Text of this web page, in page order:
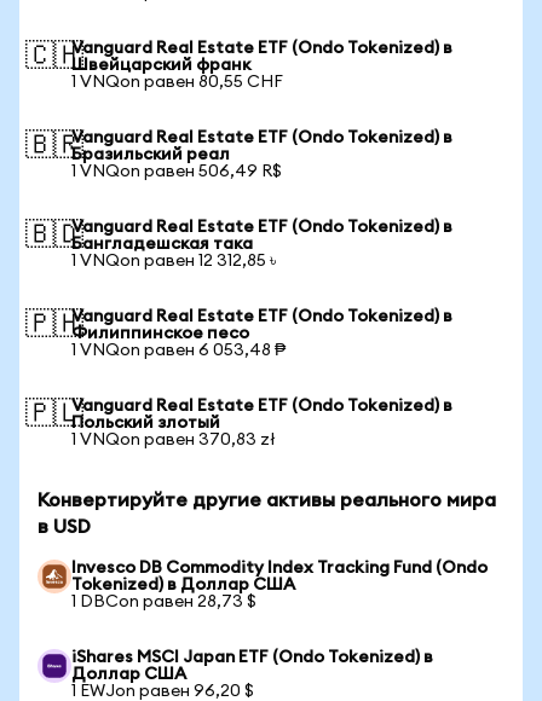
🇨🇭Vanguard Real Estate ETF (Ondo Tokenized) в
Швейцарский франк
1 VNQon равен 80,55 CHF
🇧🇷Vanguard Real Estate ETF (Ondo Tokenized) в
Бразильский реал
1 VNQon равен 506,49 R$
🇧🇩Vanguard Real Estate ETF (Ondo Tokenized) в
Бангладешская така
1 VNQon равен 12 312,85 ৳
🇵🇭Vanguard Real Estate ETF (Ondo Tokenized) в
Филиппинское песо
1 VNQon равен 6 053,48 ₱
🇵🇱Vanguard Real Estate ETF (Ondo Tokenized) в
Польский злотый
1 VNQon равен 370,83 zł
Конвертируйте другие активы реального мира
в USD
Invesco DB Commodity Index Tracking Fund (Ondo
Tokenized) в Доллар США
1 DBCon равен 28,73 $
iShares MSCI Japan ETF (Ondo Tokenized) в
Доллар США
1 EWJon равен 96,20 $